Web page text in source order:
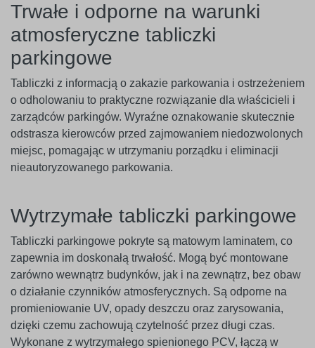
Trwałe i odporne na warunki
atmosferyczne tabliczki
parkingowe
Tabliczki z informacją o zakazie parkowania i ostrzeżeniem
o odholowaniu to praktyczne rozwiązanie dla właścicieli i
zarządców parkingów. Wyraźne oznakowanie skutecznie
odstrasza kierowców przed zajmowaniem niedozwolonych
miejsc, pomagając w utrzymaniu porządku i eliminacji
nieautoryzowanego parkowania.
Wytrzymałe tabliczki parkingowe
Tabliczki parkingowe pokryte są matowym laminatem, co
zapewnia im doskonałą trwałość. Mogą być montowane
zarówno wewnątrz budynków, jak i na zewnątrz, bez obaw
o działanie czynników atmosferycznych. Są odporne na
promieniowanie UV, opady deszczu oraz zarysowania,
dzięki czemu zachowują czytelność przez długi czas.
Wykonane z wytrzymałego spienionego PCV, łączą w